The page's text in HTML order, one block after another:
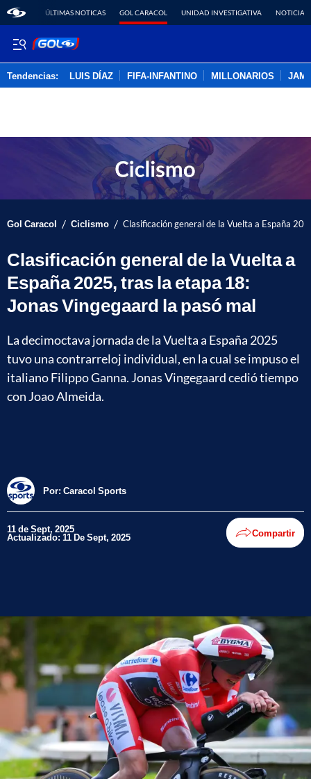
ÚLTIMAS NOTICAS GOL CARACOL UNIDAD INVESTIGATIVA NOTICIAS
Tendencias: LUIS DÍAZ FIFA-INFANTINO MILLONARIOS
Gol Caracol / Ciclismo / Clasificación general de la Vuelta a España
Clasificación general de la Vuelta a
España 2025, tras la etapa 18:
Jonas Vingegaard la pasó mal
La decimoctava jornada de la Vuelta a España 2025
tuvo una contrarreloj individual, en la cual se impuso el
italiano Filippo Ganna. Jonas Vingegaard cedió tiempo
con Joao Almeida.
Por: Caracol Sports
11 de Sept, 2025
Actualizado: 11 De Sept, 2025 Compartir